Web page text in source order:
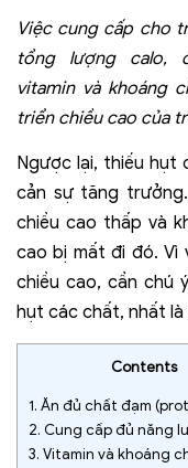
Việc cung cấp cho
tổng lượng calo,
vitamin và khoáng
triển chiều cao của
Ngược lại, thiếu hụt
cản sự tăng
chiều cao thấp và
cao bị mất đi đó. Vì
chiều cao, cần chú
hụt các chất, nhất
Contents
1. Ăn đủ chất đạm
2. Cung cấp đủ năng
3. Vitamin và khoáng